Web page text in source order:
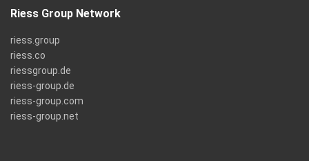
Riess Group Network
riess.group
riess.co
riessgroup.de
riess-group.de
riess-group.com
riess-group.net